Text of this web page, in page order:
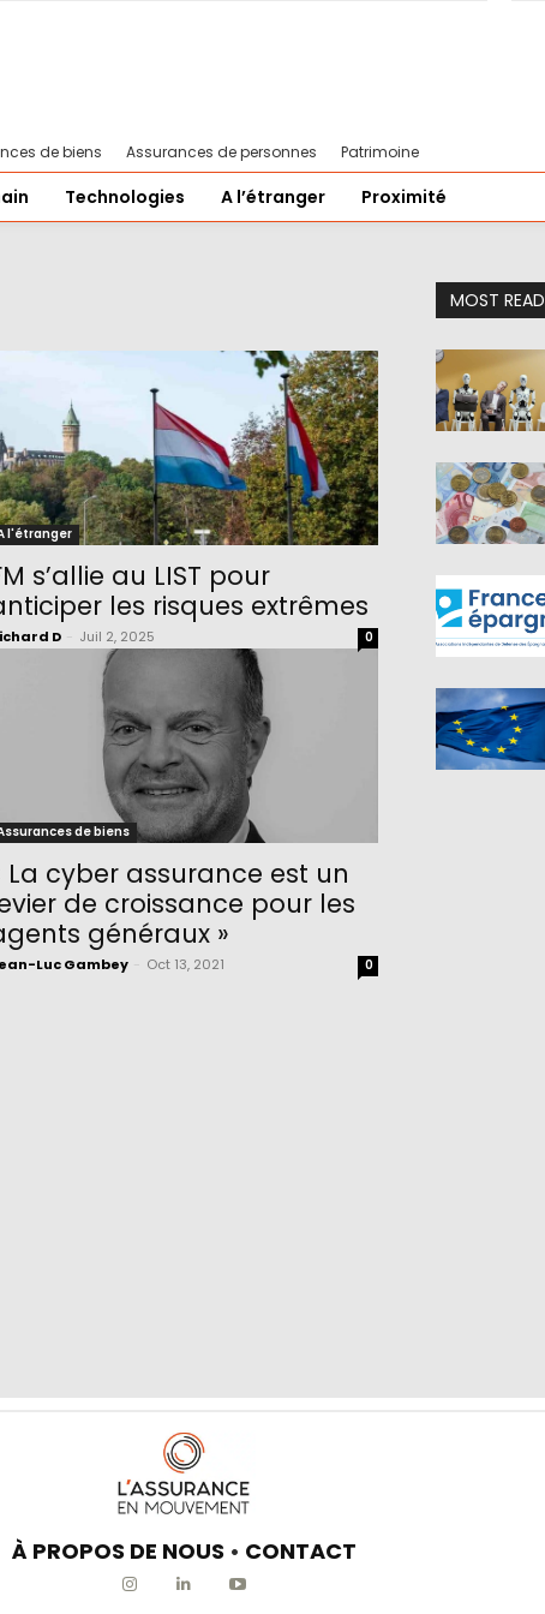
de biens Assurances de personnes Patrimoine
Technologies A l’étranger Proximité
l'étranger
s’allie au LIST pour
les risques extrêmes
D Juil 2, 2025 0
de biens
La cyber assurance est un
de croissance pour les
généraux »
Luc Gambey Oct 13, 2021 0
MOST READ
À PROPOS DE NOUS • CONTACT